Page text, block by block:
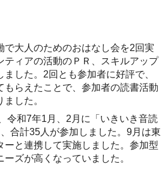
で大人のためのおはなし会を2回実
ティアの活動のＰＲ、スキルアップ
した。2回とも参加者に好評で、
もらえたことで、参加者の読書活動
した。
令和7年1月、2月に「いきいき音読
合計35人が参加しました。9月は東
ーと連携して実施しました。参加型
ズが高くなっていました。